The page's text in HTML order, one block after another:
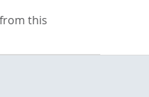
this